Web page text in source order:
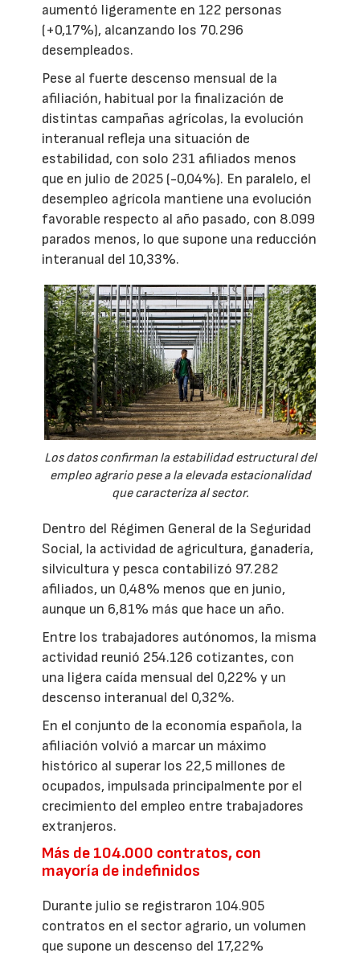
aumentó ligeramente en 122 personas
(+0,17%), alcanzando los 70.296
desempleados.
Pese al fuerte descenso mensual de la
afiliación, habitual por la finalización de
distintas campañas agrícolas, la evolución
interanual refleja una situación de
estabilidad, con solo 231 afiliados menos
que en julio de 2025 (-0,04%). En paralelo, el
desempleo agrícola mantiene una evolución
favorable respecto al año pasado, con 8.099
parados menos, lo que supone una reducción
interanual del 10,33%.
Los datos confirman la estabilidad estructural del
empleo agrario pese a la elevada estacionalidad
que caracteriza al sector.
Dentro del Régimen General de la Seguridad
Social, la actividad de agricultura, ganadería,
silvicultura y pesca contabilizó 97.282
afiliados, un 0,48% menos que en junio,
aunque un 6,81% más que hace un año.
Entre los trabajadores autónomos, la misma
actividad reunió 254.126 cotizantes, con
una ligera caída mensual del 0,22% y un
descenso interanual del 0,32%.
En el conjunto de la economía española, la
afiliación volvió a marcar un máximo
histórico al superar los 22,5 millones de
ocupados, impulsada principalmente por el
crecimiento del empleo entre trabajadores
extranjeros.
Más de 104.000 contratos, con
mayoría de indefinidos
Durante julio se registraron 104.905
contratos en el sector agrario, un volumen
que supone un descenso del 17,22%